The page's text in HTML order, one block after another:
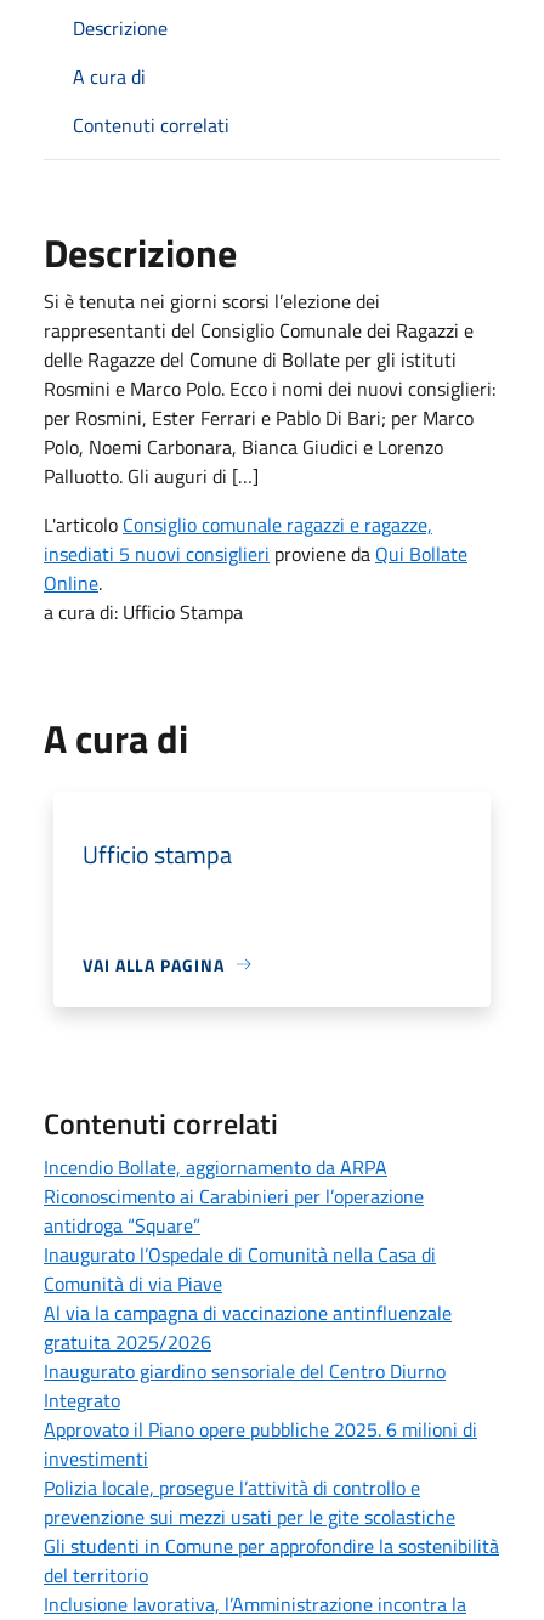
Descrizione
A cura di
Contenuti correlati
Descrizione
Si è tenuta nei giorni scorsi l’elezione dei
rappresentanti del Consiglio Comunale dei Ragazzi e
delle Ragazze del Comune di Bollate per gli istituti
Rosmini e Marco Polo. Ecco i nomi dei nuovi consiglieri:
per Rosmini, Ester Ferrari e Pablo Di Bari; per Marco
Polo, Noemi Carbonara, Bianca Giudici e Lorenzo
Palluotto. Gli auguri di […]
L'articolo Consiglio comunale ragazzi e ragazze,
insediati 5 nuovi consiglieri proviene da Qui Bollate
Online.
a cura di: Ufficio Stampa
A cura di
Ufficio stampa
VAI ALLA PAGINA
Contenuti correlati
Incendio Bollate, aggiornamento da ARPA
Riconoscimento ai Carabinieri per l’operazione
antidroga “Square”
Inaugurato l’Ospedale di Comunità nella Casa di
Comunità di via Piave
Al via la campagna di vaccinazione antinfluenzale
gratuita 2025/2026
Inaugurato giardino sensoriale del Centro Diurno
Integrato
Approvato il Piano opere pubbliche 2025. 6 milioni di
investimenti
Polizia locale, prosegue l’attività di controllo e
prevenzione sui mezzi usati per le gite scolastiche
Gli studenti in Comune per approfondire la sostenibilità
del territorio
Inclusione lavorativa, l’Amministrazione incontra la